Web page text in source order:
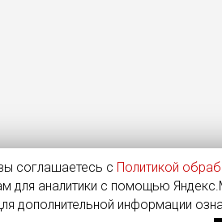
соглашаетесь с Политикой
для аналитики с помощью
дополнительной информации